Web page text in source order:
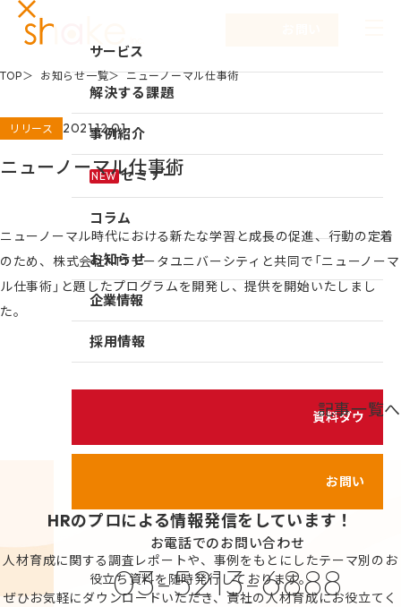
サービス
サービスTOP
リーダーシップ開発
キャリア自律
仕組み作り
新入社員研修
組織づくり
育成体系構築
解決する課題
事例紹介
NEW セミナー
コラム
お知らせ
企業情報
企業情報TOP
代表メッセージ
健康経営の取り組み
プライバシーポリシー
情報セキュリティポリシー
採用情報
お電話でのお問い合わせ
03-5213-6888
TOP お知らせ一覧 ニューノーマル仕事術
リリース 2021.12.01
ニューノーマル仕事術
ニューノーマル時代における新たな学習と成長の促進、行動の定着
のため、株式会社NTTデータユニバーシティと共同で「ニューノーマ
ル仕事術」と題したプログラムを開発し、提供を開始いたしまし
た。
記事一覧へ
HRのプロによる情報発信をしています！
人材育成に関する調査レポートや、事例をもとにしたテーマ別のお
役立ち資料を随時発行しております。
ぜひお気軽にダウンロードいただき、貴社の人材育成にお役立てく